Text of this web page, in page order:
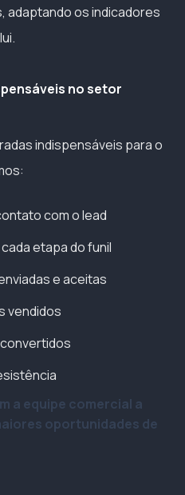
adaptando os indicadores
no setor
indispensáveis para o
com o lead
etapa do funil
e aceitas
vendidos
a equipe comercial a
oportunidades de